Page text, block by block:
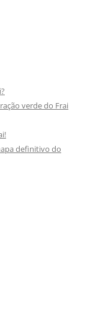
verde do Frai
definitivo do